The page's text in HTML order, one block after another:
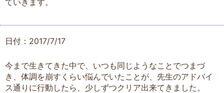
ていきます。
日付：2017/7/17
今まで生きてきた中で、いつも同じようなことでつまづ
き、体調を崩すくらい悩んでいたことが、先生のアドバイ
ス通りに行動したら、少しずつクリア出来てきました。